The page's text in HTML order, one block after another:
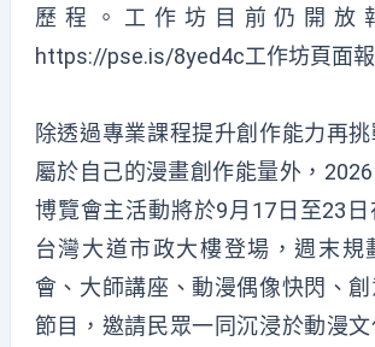
歷程。工作坊目前仍開放
https://pse.is/8yed4c工作坊頁面報
除透過專業課程提升創作能力再
屬於自己的漫畫創作能量外，
博覽會主活動將於9月17日至23
台灣大道市政大樓登場，週末規
會、大師講座、動漫偶像快閃、
節目，邀請民眾一同沉浸於動漫